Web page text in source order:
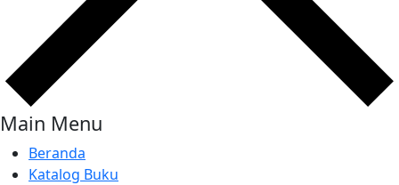
Main Menu
Beranda
Katalog Buku